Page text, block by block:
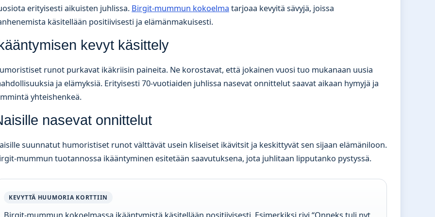
erityisesti aikuisten juhlissa. Birgit-mummun kokoelma tarjoaa kevyitä sävyjä, joissa
käsitellään positiivisesti ja elämänmakuisesti.
kevyt käsittely
runot purkavat ikäkriisin paineita. Ne korostavat, että jokainen vuosi tuo mukanaan uusia
ja elämyksiä. Erityisesti 70-vuotiaiden juhlissa nasevat onnittelut saavat aikaan hymyjä ja
yhteishenkeä.
nasevat onnittelut
suunnatut humoristiset runot välttävät usein kliseiset ikävitsit ja keskittyvät sen sijaan elämäniloon.
mummun tuotannossa ikääntyminen esitetään saavutuksena, jota juhlitaan lipputanko pystyssä.
KEVYTTÄ HUUMORIA KORTTIIN